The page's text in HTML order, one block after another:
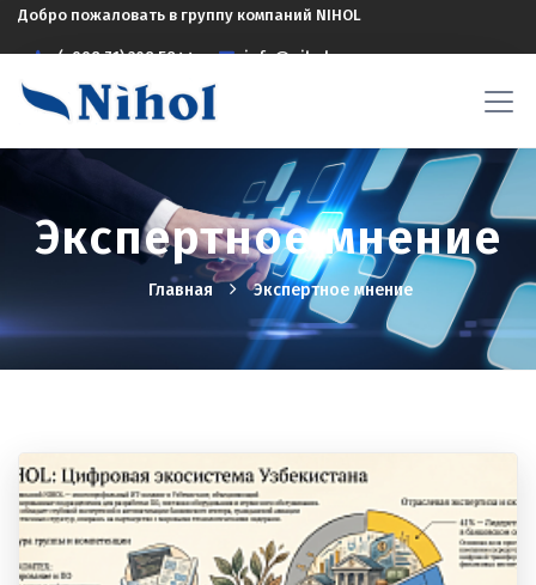
Добро пожаловать в группу компаний NIHOL
(+998 71) 208 5844 info@nihol.uz
Экспертное мнение
Главная Экспертное мнение